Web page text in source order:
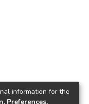
information for the
Preferences,